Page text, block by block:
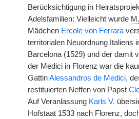
Berücksichtigung in
Adelsfamilien: Vielleicht wurde M.
Mädchen Ercole von Ferrara
territorialen Neuordnung Italiens
Barcelona (1529) und der damit
der Medici in Florenz war die
GattinAlessandros de Medici,
restituierten Neffen von Papst
Auf Veranlassung Karls V.
Hofstaat 1533 nach Florenz,